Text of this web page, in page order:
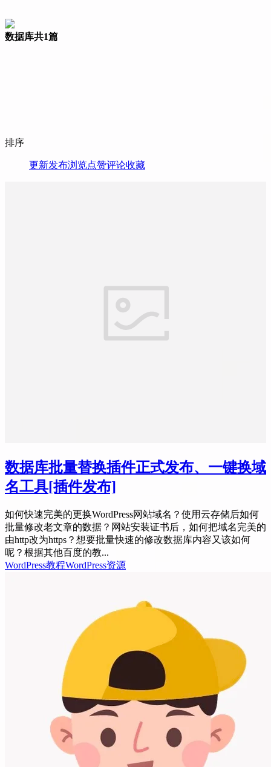
数据库共1篇
排序
更新发布浏览点赞评论收藏
数据库批量替换插件正式发布、一键换域
名工具[插件发布]
如何快速完美的更换WordPress网站域名？使用云存储后如何
批量修改老文章的数据？网站安装证书后，如何把域名完美的
由http改为https？想要批量快速的修改数据库内容又该如何
呢？根据其他百度的教...
WordPress教程WordPress资源